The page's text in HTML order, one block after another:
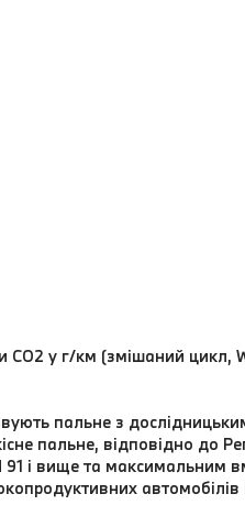
у г/км (змішаний цикл,
пальне з
пальне, відповідно до
і вище та максимальним